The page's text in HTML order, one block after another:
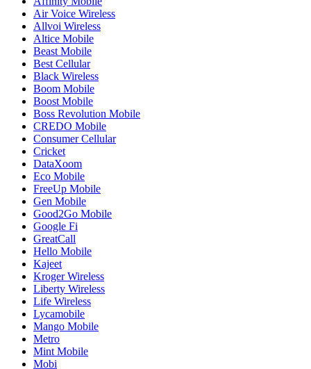
Air Voice Wireless
Allvoi Wireless
Altice Mobile
Beast Mobile
Best Cellular
Black Wireless
Boom Mobile
Boost Mobile
Boss Revolution Mobile
CREDO Mobile
Consumer Cellular
Cricket
DataXoom
Eco Mobile
FreeUp Mobile
Gen Mobile
Good2Go Mobile
Google Fi
GreatCall
Hello Mobile
Kajeet
Kroger Wireless
Liberty Wireless
Life Wireless
Lycamobile
Mango Mobile
Metro
Mint Mobile
Mobi